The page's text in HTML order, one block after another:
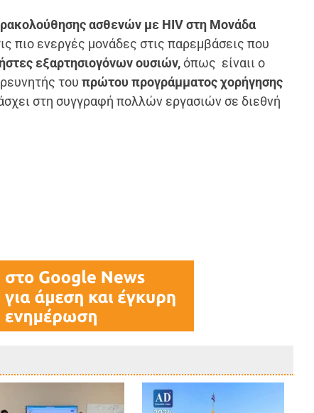
ασθενών με HIV στη Μονάδα
πιο ενεργές μονάδες στις παρεμβάσεις που
εξαρτησιογόνων ουσιών,όπως είναιι ο
τουπρώτου προγράμματος χορήγησης
στη συγγραφή πολλών εργασιών σε διεθνή